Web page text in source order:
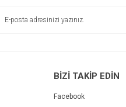
BİZİ TAKİP EDİN
Facebook